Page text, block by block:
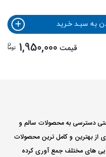
به سبـد خـرید
قیمت 1,950,000 توما
ن
دسترسی به محصولات سالم و
از بهترین و کامل ترین محصولات
های مختلف جمع آوری کرده